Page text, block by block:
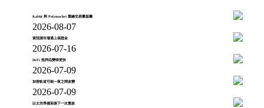
Kalshi 與 Polymarket 重繪交易量版圖
2026-08-07
當預測市場遇上保證金
2026-07-16
DeFi 抵押品變得更快
2026-07-09
加密軌道可能一夜之間改變
2026-07-09
以太坊準備迎接下一次重啟